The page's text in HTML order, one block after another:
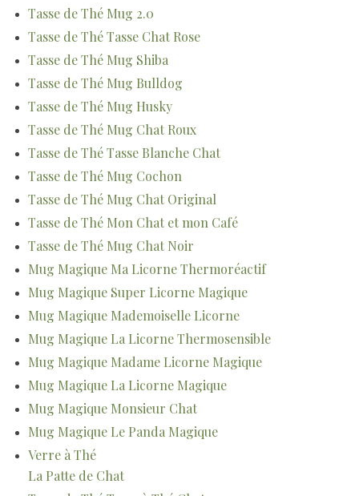
Tasse de Thé Mug 2.0
Tasse de Thé Tasse Chat Rose
Tasse de Thé Mug Shiba
Tasse de Thé Mug Bulldog
Tasse de Thé Mug Husky
Tasse de Thé Mug Chat Roux
Tasse de Thé Tasse Blanche Chat
Tasse de Thé Mug Cochon
Tasse de Thé Mug Chat Original
Tasse de Thé Mon Chat et mon Café
Tasse de Thé Mug Chat Noir
Mug Magique Ma Licorne Thermoréactif
Mug Magique Super Licorne Magique
Mug Magique Mademoiselle Licorne
Mug Magique La Licorne Thermosensible
Mug Magique Madame Licorne Magique
Mug Magique La Licorne Magique
Mug Magique Monsieur Chat
Mug Magique Le Panda Magique
Verre à Thé
La Patte de Chat